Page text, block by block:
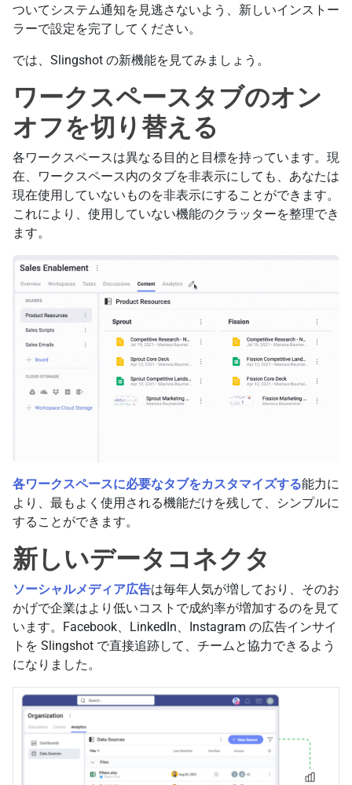
ついてシステム通知を見逃さないよう、新しいインストー
ラーで設定を完了してください。
では、Slingshot の新機能を見てみましょう。
ワークスペースタブのオン
オフを切り替える
各ワークスペースは異なる目的と目標を持っています。現
在、ワークスペース内のタブを非表示にしても、あなたは
現在使用していないものを非表示にすることができます。
これにより、使用していない機能のクラッターを整理でき
ます。
各ワークスペースに必要なタブをカスタマイズする能力に
より、最もよく使用される機能だけを残して、シンプルに
することができます。
新しいデータコネクタ
ソーシャルメディア広告は毎年人気が増しており、そのお
かげで企業はより低いコストで成約率が増加するのを見て
います。Facebook、LinkedIn、Instagram の広告インサイ
トを Slingshot で直接追跡して、チームと協力できるよう
になりました。